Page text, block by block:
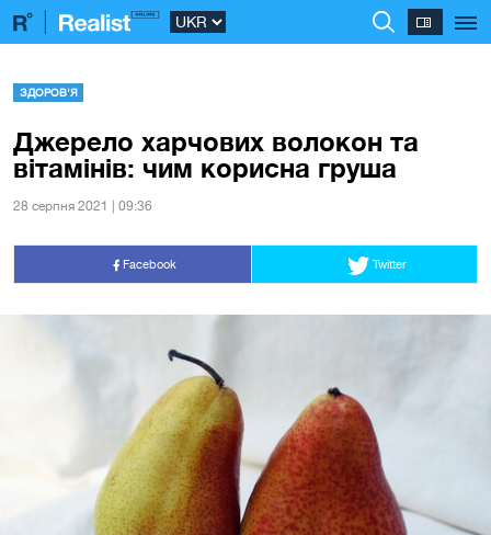
ЗДОРОВ'Я
Джерело харчових волокон та
вітамінів: чим корисна груша
28 серпня 2021 | 09:36
Facebook Twitter